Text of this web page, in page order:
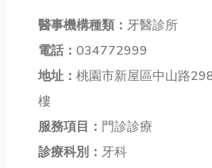
醫事機構種類： 牙醫診所
電話： 034772999
地址： 桃園市新屋區中山路
樓
服務項目： 門診診療
診療科別： 牙科